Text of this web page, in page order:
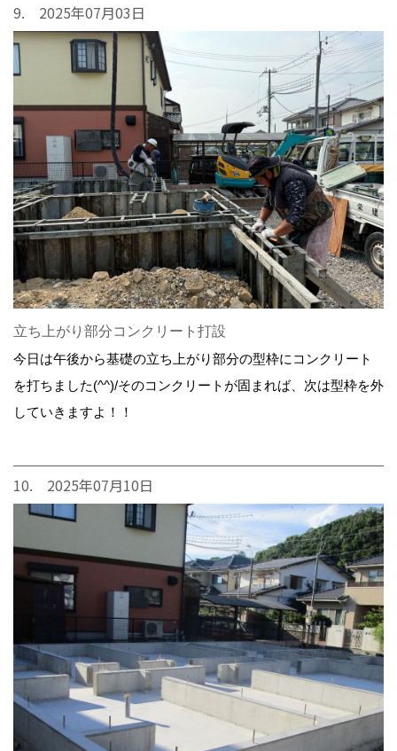
9. 2025年07月03日
立ち上がり部分コンクリート打設
今日は午後から基礎の立ち上がり部分の型枠にコンクリート
を打ちました(^^)/そのコンクリートが固まれば、次は型枠を外
していきますよ！！
10. 2025年07月10日